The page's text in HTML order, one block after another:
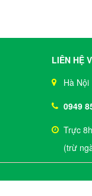
LIÊN HỆ
Hà Nội
0949
Trực
(trừ